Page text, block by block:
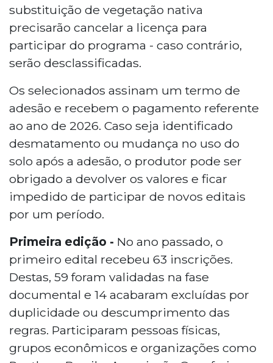
substituição de vegetação nativa
precisarão cancelar a licença para
participar do programa - caso contrário,
serão desclassificadas.
Os selecionados assinam um termo de
adesão e recebem o pagamento referente
ao ano de 2026. Caso seja identificado
desmatamento ou mudança no uso do
solo após a adesão, o produtor pode ser
obrigado a devolver os valores e ficar
impedido de participar de novos editais
por um período.
Primeira edição - No ano passado, o
primeiro edital recebeu 63 inscrições.
Destas, 59 foram validadas na fase
documental e 14 acabaram excluídas por
duplicidade ou descumprimento das
regras. Participaram pessoas físicas,
grupos econômicos e organizações como